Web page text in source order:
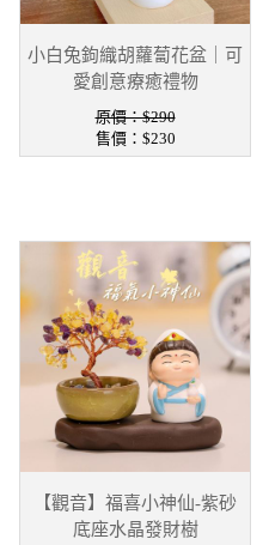
小白兔鉤織胡蘿蔔花盆｜可
愛創意療癒禮物
原價：$290
售價： $230
【觀音】福喜小神仙-紫砂
底座水晶發財樹